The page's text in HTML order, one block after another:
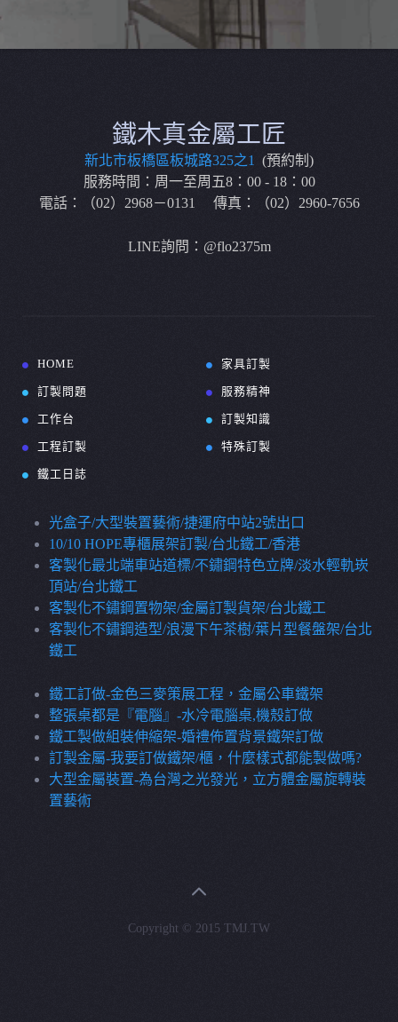
鐵木真金屬工匠
新北市板橋區板城路325之1 (預約制)
服務時間：周一至周五8：00 - 18：00
電話：（02）2968－0131 傳真：（02）2960-7656
LINE詢問：@flo2375m
HOME 家具訂製
訂製問題 服務精神
工作台 訂製知識
工程訂製 特殊訂製
鐵工日誌
光盒子/大型裝置藝術/捷運府中站2號出口
10/10 HOPE專櫃展架訂製/台北鐵工/香港
客製化最北端車站道標/不鏽鋼特色立牌/淡水輕軌崁
頂站/台北鐵工
客製化不鏽鋼置物架/金屬訂製貨架/台北鐵工
客製化不鏽鋼造型/浪漫下午茶樹/葉片型餐盤架/台北
鐵工
鐵工訂做-金色三麥策展工程，金屬公車鐵架
整張桌都是『電腦』-水冷電腦桌,機殼訂做
鐵工製做組裝伸縮架-婚禮佈置背景鐵架訂做
訂製金屬-我要訂做鐵架/櫃，什麼樣式都能製做嗎?
大型金屬裝置-為台灣之光發光，立方體金屬旋轉裝
置藝術
Copyright © 2015 TMJ.TW